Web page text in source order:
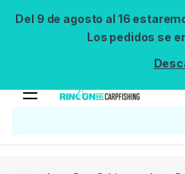
Del 9 de agosto al 16
Los pedidos se